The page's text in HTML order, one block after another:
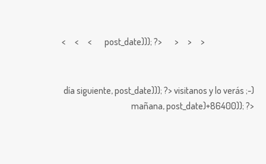
< < < post_date))); ?> > > >
día siguiente,post_date))); ?> visitanos y lo verás ;-)
mañana,post_date)+86400)); ?>